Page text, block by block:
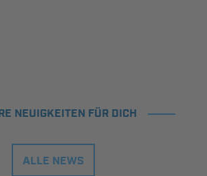
NEUIGKEITEN FÜR DICH
ALLE NEWS